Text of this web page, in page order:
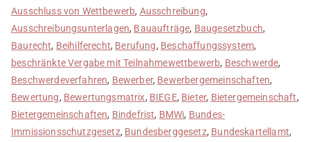
Ausschluss von Wettbewerb, Ausschreibung,
Ausschreibungsunterlagen, Bauaufträge, Baugesetzbuch,
Baurecht, Beihilferecht, Berufung, Beschaffungssystem,
beschränkte Vergabe mit Teilnahmewettbewerb, Beschwerde,
Beschwerdeverfahren, Bewerber, Bewerbergemeinschaften,
Bewertung, Bewertungsmatrix, BIEGE, Bieter, Bietergemeinschaft,
Bietergemeinschaften, Bindefrist, BMWi, Bundes-
Immissionsschutzgesetz, Bundesberggesetz, Bundeskartellamt,